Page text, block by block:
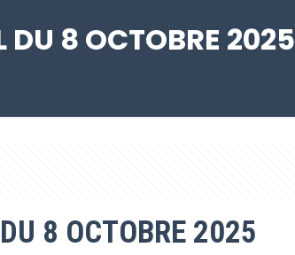
8 OCTOBRE 2025
8 OCTOBRE 2025